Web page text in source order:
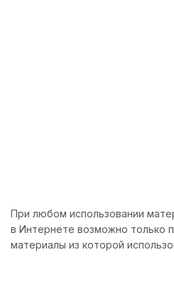
При любом использовании
в Интернете возможно только
материалы из которой